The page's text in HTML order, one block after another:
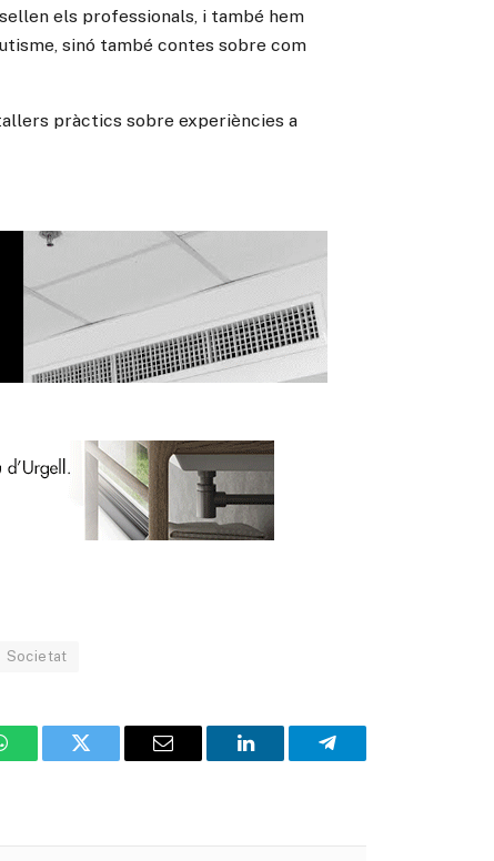
els professionals, i també hem
sinó també contes sobre com
pràctics sobre experiències a
Societat
Twitter Email LinkedIn Telegram